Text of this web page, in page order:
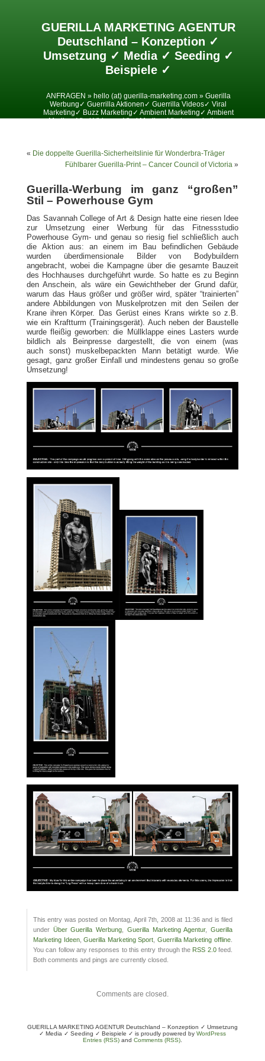
GUERILLA MARKETING AGENTUR
Deutschland – Konzeption ✓
Umsetzung ✓ Media ✓ Seeding ✓
Beispiele ✓
ANFRAGEN » hello (at) guerilla-marketing.com » Guerilla
Werbung✓ Guerrilla Aktionen✓ Guerrilla Videos✓ Viral
Marketing✓ Buzz Marketing✓ Ambient Marketing✓ Ambient
Media✓ Viral Videos✓ Viral Media✓ Viralesmarketing✓
« Die doppelte Guerilla-Sicherheitslinie für Wonderbra-Träger
Fühlbarer Guerilla-Print – Cancer Council of Victoria »
Guerilla-Werbung im ganz “großen”
Stil – Powerhouse Gym
Das Savannah College of Art & Design hatte eine riesen Idee
zur Umsetzung einer Werbung für das Fitnessstudio
Powerhouse Gym- und genau so riesig fiel schließlich auch
die Aktion aus: an einem im Bau befindlichen Gebäude
wurden überdimensionale Bilder von Bodybuildern
angebracht, wobei die Kampagne über die gesamte Bauzeit
des Hochhauses durchgeführt wurde. So hatte es zu Beginn
den Anschein, als wäre ein Gewichtheber der Grund dafür,
warum das Haus größer und größer wird, später “trainierten”
andere Abbildungen von Muskelprotzen mit den Seilen der
Krane ihren Körper. Das Gerüst eines Krans wirkte so z.B.
wie ein Kraftturm (Trainingsgerät). Auch neben der Baustelle
wurde fleißig geworben: die Müllklappe eines Lasters wurde
bildlich als Beinpresse dargestellt, die von einem (was
auch sonst) muskelbepackten Mann betätigt wurde. Wie
gesagt, ganz großer Einfall und mindestens genau so große
Umsetzung!
This entry was posted on Montag, April 7th, 2008 at 11:36 and is filed
under Über Guerilla Werbung Guerilla Marketing Agentur,Guerilla
Marketing Ideen,Guerilla Marketing Sport Guerrilla Marketing offline
You can follow any responses to this entry through the RSS 2.0feed.
Both comments and pings are currently closed.
Comments are closed.
GUERILLA MARKETING AGENTUR Deutschland – Konzeption ✓ Umsetzung
✓ Media ✓ Seeding ✓ Beispiele ✓ is proudly powered by WordPress
Entries (RSS) and Comments (RSS).